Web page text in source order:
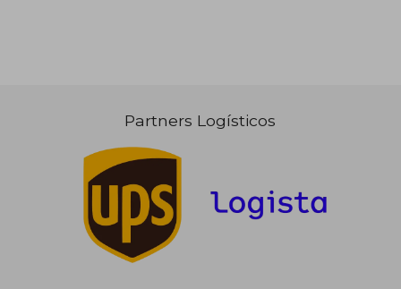
Partners Logísticos